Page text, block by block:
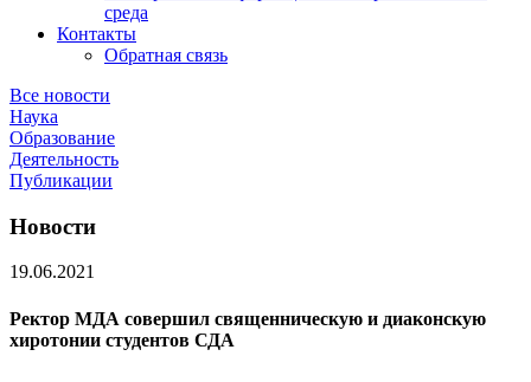
среда
Контакты
Обратная связь
Все новости
Наука
Образование
Деятельность
Публикации
Новости
19.06.2021
Ректор МДА совершил священническую и диаконскую
хиротонии студентов СДА